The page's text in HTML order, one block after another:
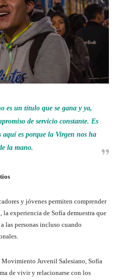
es un título que se gana y ya,
de servicio constante. Es
aquí es porque la Virgen nos ha
la mano.
y jóvenes permiten comprender
experiencia de Sofía demuestra que
las personas incluso cuando
Juvenil Salesiano, Sofía
de vivir y relacionarse con los